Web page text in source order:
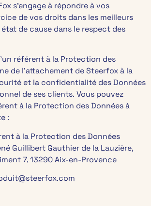
s’engage à répondre à vos
de vos droits dans les meilleurs
de cause dans le respect des
référent à la Protection des
de l’attachement de Steerfox à la
et la confidentialité des Données
de ses clients. Vous pouvez
à la Protection des Données à
:
à la Protection des Données
Guillibert Gauthier de la Lauzière,
7, 13290 Aix-en-Provence